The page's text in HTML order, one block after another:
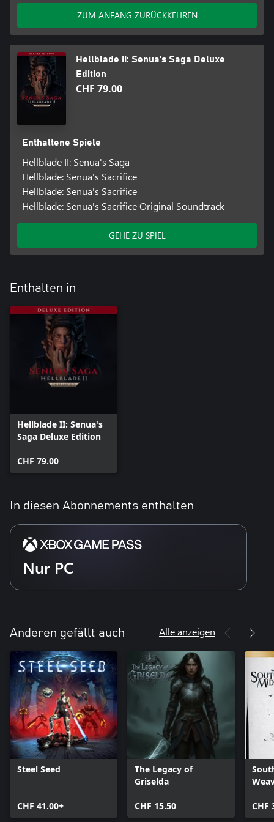
ZUM ANFANG ZURÜCKKEHREN
Hellblade II: Senua's Saga Deluxe
Edition
CHF 79.00
Enthaltene Spiele
Hellblade II: Senua's Saga
Hellblade: Senua's Sacrifice
Hellblade: Senua's Sacrifice
Hellblade: Senua's Sacrifice Original Soundtrack
GEHE ZU SPIEL
Enthalten in
Hellblade II: Senua's
Saga Deluxe Edition
CHF 79.00
In diesen Abonnements enthalten
Nur PC
Anderen gefällt auch Alle anzeigen
Steel Seed
CHF 41.00+
The Legacy of
Griselda
CHF 15.50 CHF